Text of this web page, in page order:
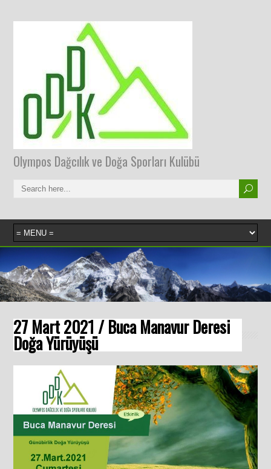
Olympos Dağcılık ve Doğa Sporları Kulübü
27 Mart 2021 / Buca Manavur Deresi
Doğa Yürüyüşü